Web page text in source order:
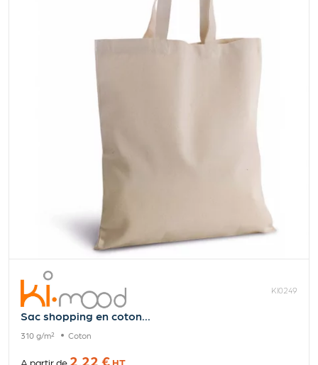
KI0249
Sac shopping en coton...
310 g/m² Coton
A partir de 2,22 €HT